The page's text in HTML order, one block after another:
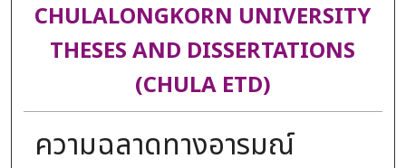
CHULALONGKORN UNIVERSITY
THESES AND DISSERTATIONS
(CHULA ETD)
ความฉลาดทางอารมณ์